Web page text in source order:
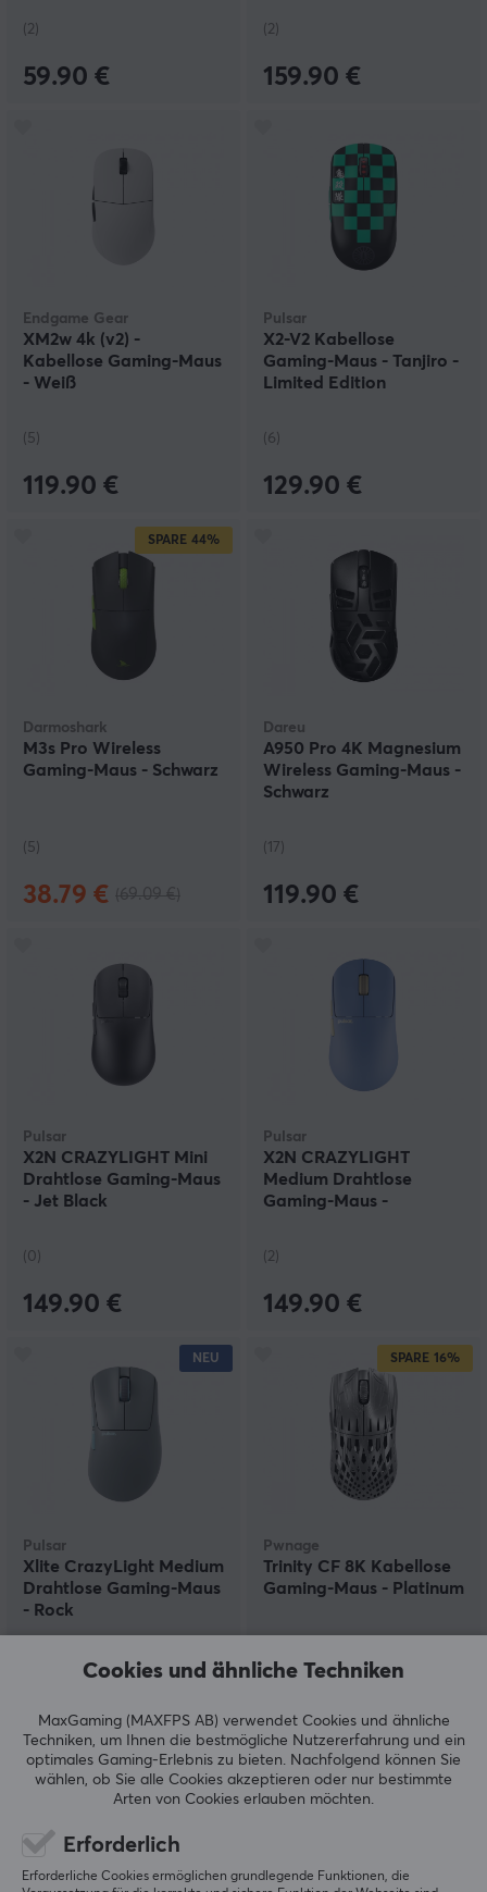
(2)
59.90 €
(2)
159.90 €
Endgame Gear
XM2w 4k (v2) -
Kabellose Gaming-Maus
- Weiß
(5)
119.90 €
Pulsar
X2-V2 Kabellose
Gaming-Maus - Tanjiro -
Limited Edition
(6)
129.90 €
SPARE 44%
Darmoshark
M3s Pro Wireless
Gaming-Maus - Schwarz
(5)
38.79 €
Dareu
A950 Pro 4K Magnesium
Wireless Gaming-Maus -
Schwarz
(17)
119.90 €
Pulsar
X2N CRAZYLIGHT Mini
Drahtlose Gaming-Maus
- Jet Black
(0)
149.90 €
Pulsar
X2N CRAZYLIGHT
Medium Drahtlose
Gaming-Maus -
(2)
149.90 €
NEU
Pulsar
Xlite CrazyLight Medium
Drahtlose Gaming-Maus
- Rock
149.90 €
SPARE 16%
Pwnage
Trinity CF 8K Kabellose
Gaming-Maus - Platinum
(2)
134.90 € (159.90 €)
Cookies und ähnliche Techniken
MaxGaming (MAXFPS AB) verwendet Cookies und ähnliche
Techniken, um Ihnen die bestmögliche Nutzererfahrung und ein
optimales Gaming-Erlebnis zu bieten.
Nachfolgend können Sie
wählen, ob Sie alle Cookies akzeptieren oder nur bestimmte
Arten von Cookies erlauben möchten.
Erforderlich
Erforderliche Cookies ermöglichen grundlegende Funktionen, die